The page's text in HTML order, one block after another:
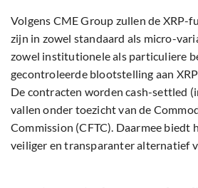
Volgens CME Group zullen de XRP-
zijn in zowel standaard als micro-
zowel institutionele als particuliere
gecontroleerde blootstelling aan
De contracten worden cash-settled
vallen onder toezicht van de
Commission (CFTC). Daarmee biedt
veiliger en transparanter alternatief